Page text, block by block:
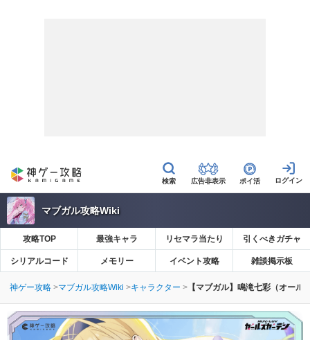
広告非表示 ポイ活
マブガル攻略Wiki
攻略TOP 最強キャラ リセマラ当たり 引くべきガチャ
シリアルコード メモリー イベント攻略 雑談掲示板
神ゲー攻略 マブガル攻略Wiki キャラクター 【マブガル】鳴滝七彩（オー